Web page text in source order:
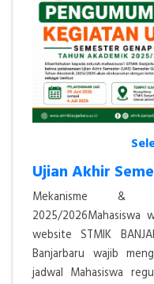
Mekanisme &
2025/2026Mahasiswa
website STMIK
Banjarbaru wajib
jadwal Mahasiswa